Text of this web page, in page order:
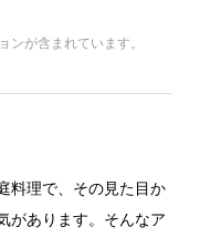
が含まれています。
料理で、その見た目か
があります。そんなア